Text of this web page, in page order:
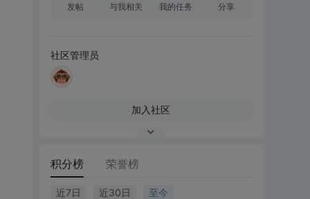
发帖 与我相关 我的任务 分享
社区管理员
加入社区
积分榜 荣誉榜
近7日 近30日 至今